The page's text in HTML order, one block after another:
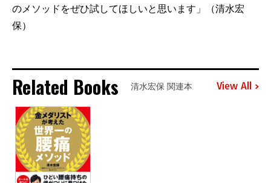
のメソッドをぜひ試してほしいと思います」（清水宏
保）
Related Books 清水宏保 関連本 View All